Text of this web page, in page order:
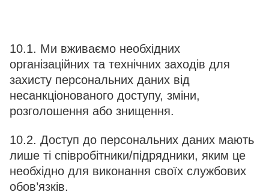
10.1. Ми вживаємо необхідних
організаційних та технічних заходів для
захисту персональних даних від
несанкціонованого доступу, зміни,
розголошення або знищення.
10.2. Доступ до персональних даних мають
лише ті співробітники/підрядники, яким це
необхідно для виконання своїх службових
обов’язків.